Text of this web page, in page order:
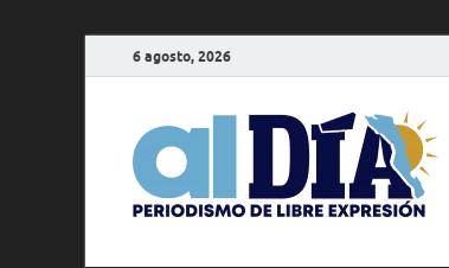
6 agosto, 2026